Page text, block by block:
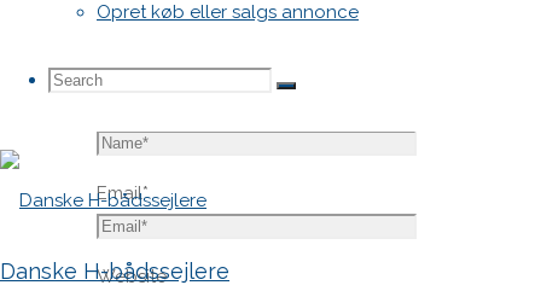
Opret køb eller salgs annonce
Search
Search
Search
Danske H-bådssejlere
Email*
Website